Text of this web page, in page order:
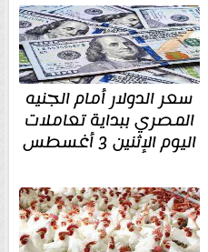
سعر الدولار أمام الجنيه
المصري ببداية تعاملات
اليوم الإثنين 3 أغسطس